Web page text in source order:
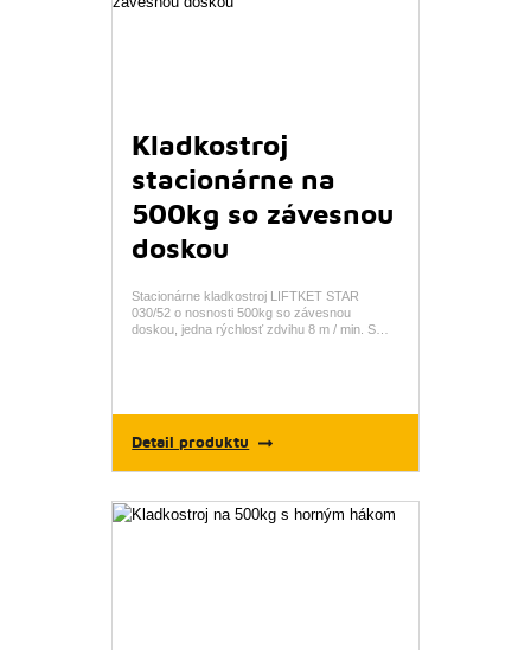
Kladkostroj
stacionárne na
500kg so závesnou
doskou
Stacionárne kladkostroj LIFTKET STAR
030/52 o nosnosti 500kg so závesnou
doskou, jedna rýchlosť zdvihu 8 m / min. S…
Detail produktu